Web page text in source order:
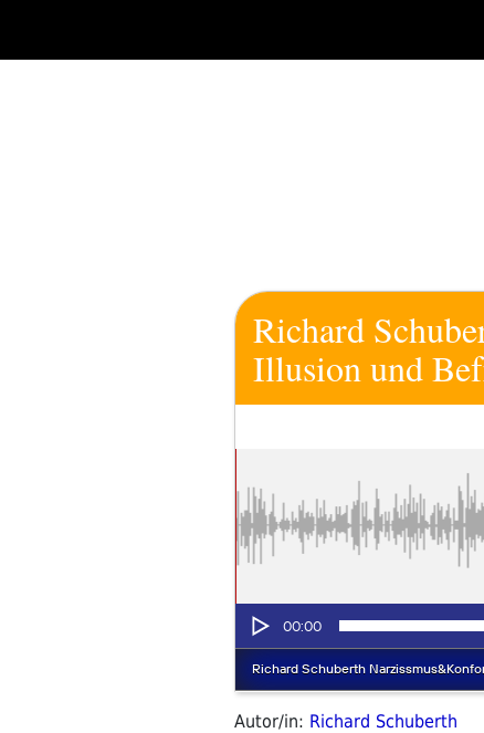
springen
Richard
Illusion und
Autor/in: Richard Schuberth